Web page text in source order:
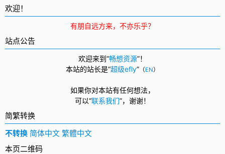
欢迎！
有朋自远方来，不亦乐乎？
站点公告
欢迎来到“畅想资源”！
本站的站长是“超级efly” （EN）
如果你对本站有任何想法，
可以“联系我们”， 谢谢！
简繁转换
不转换 简体中文 繁體中文
本页二维码